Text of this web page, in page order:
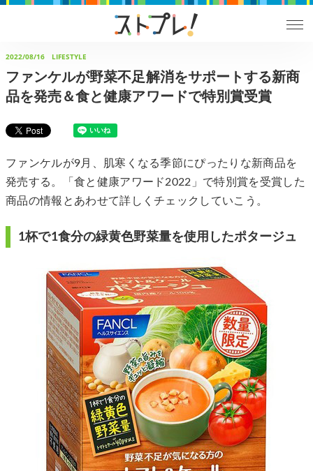
2022/08/16 LIFESTYLE
ファンケルが野菜不足解消をサポートする新商
品を発売＆食と健康アワードで特別賞受賞
ファンケルが9月、肌寒くなる季節にぴったりな新商品を
発売する。「食と健康アワード2022」で特別賞を受賞した
商品の情報とあわせて詳しくチェックしていこう。
1杯で1食分の緑黄色野菜量を使用したポタージュ